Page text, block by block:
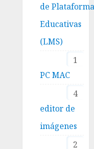
de
Educativas
(LMS)
1
PC MAC
4
editor de
imágenes
2